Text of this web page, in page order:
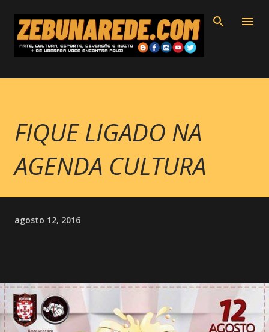
Pular para o conteúdo principal
FIQUE LIGADO NA
AGENDA CULTURA
agosto 12, 2016